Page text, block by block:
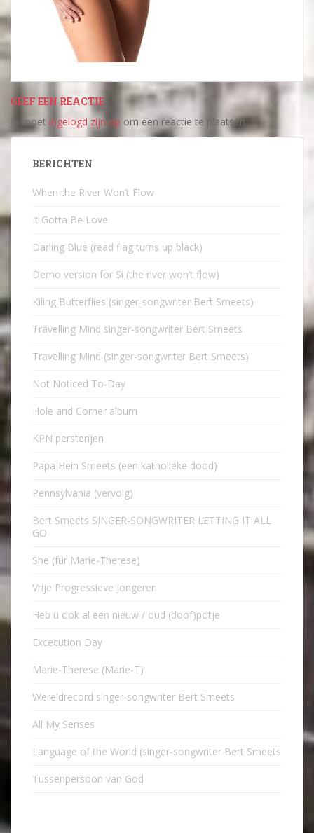
GEEF EEN REACTIE
Je moet ingelogd zijn op om een reactie te plaatsen.
BERICHTEN
When the River Won’t Flow
It Gotta Be Love
Darling Blue (read flag turns up black)
Demo version for Si (the river won’t flow)
Kiling Butterflies (singer-songwriter Bert Smeets)
Travelling Mind singer-songwriter Bert Smeets
Travelling Mind (singer-songwriter Bert Smeets)
Not Noticed To-Day
Hole and Corner album
KPN persterijen
Papa Hein Smeets (een katholieke dood)
Pennsylvania (vervolg)
Bert Smeets SINGER-SONGWRITER LETTING IT ALL
GO
She (für Marie-Therese)
Vrije Progressieve Jongeren
Heb u ook al een nieuw / oud (doof)potje
Excecution Day
Marie-Therese (Marie-T)
Wereldrecord singer-songwriter Bert Smeets
All My Senses
Language of the World (singer-songwriter Bert Smeets
Tussenpersoon van God